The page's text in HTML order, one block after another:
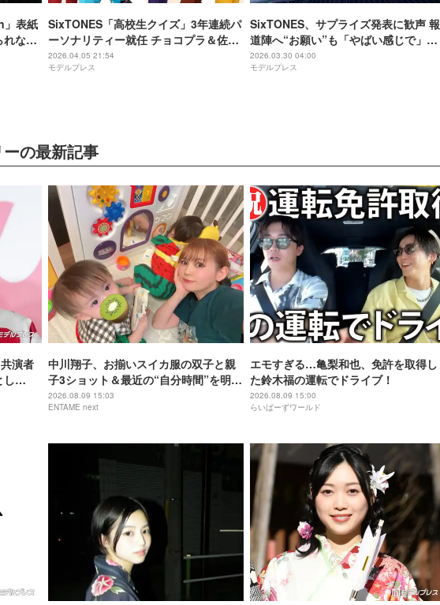
」表紙
れな
SixTONES「高校生クイズ」3年連続パ
ーソナリティー就任 チョコプラ＆佐藤
栞里も2年連続参戦【コメント】
2026.04.05 21:54
モデルプレス
SixTONES、サプライズ発表に歓声 報
道陣へ“お願い”も「やばい感じで」
【MILESixTONES／メンバー全員コメ
ント】
2026.03.30 04:00
モデルプレス
ーの最新記事
演者
し
キッ
中川翔子、お揃いスイカ服の双子と親
子3ショット＆最近の“自分時間”を明か
す
2026.08.09 15:03
ENTAME next
エモすぎる…亀梨和也、免許を取得し
た鈴木福の運転でドライブ！
2026.08.09 15:00
らいばーずワールド